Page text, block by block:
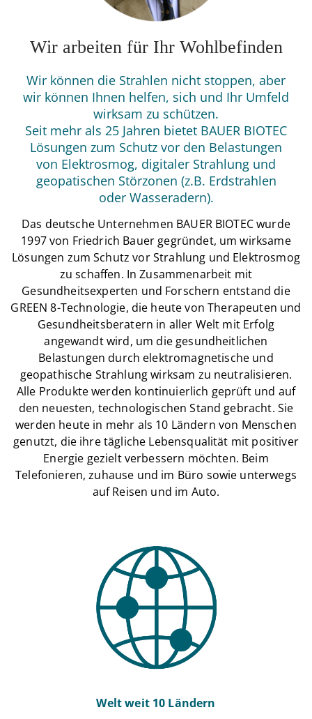
Wir arbeiten für Ihr Wohlbefinden
Wir können die Strahlen nicht stoppen, aber
wir können Ihnen helfen, sich und Ihr Umfeld
wirksam zu schützen.
Seit mehr als 25 Jahren bietet BAUER BIOTEC
Lösungen zum Schutz vor den Belastungen
von Elektrosmog, digitaler Strahlung und
geopatischen Störzonen (z.B. Erdstrahlen
oder Wasseradern).
Das deutsche Unternehmen BAUER BIOTEC wurde
1997 von Friedrich Bauer gegründet, um wirksame
Lösungen zum Schutz vor Strahlung und Elektrosmog
zu schaffen. In Zusammenarbeit mit
Gesundheitsexperten und Forschern entstand die
GREEN 8-Technologie, die heute von Therapeuten und
Gesundheitsberatern in aller Welt mit Erfolg
angewandt wird, um die gesundheitlichen
Belastungen durch elektromagnetische und
geopathische Strahlung wirksam zu neutralisieren.
Alle Produkte werden kontinuierlich geprüft und auf
den neuesten, technologischen Stand gebracht. Sie
werden heute in mehr als 10 Ländern von Menschen
genutzt, die ihre tägliche Lebensqualität mit positiver
Energie gezielt verbessern möchten. Beim
Telefonieren, zuhause und im Büro sowie unterwegs
auf Reisen und im Auto.
Welt weit 10 Ländern